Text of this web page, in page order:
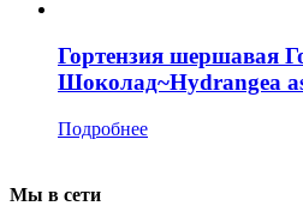
Гортензия шершавая
Шоколад~Hydrangea
Подробнее
Мы в сети